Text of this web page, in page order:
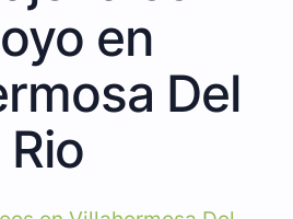
en
Del
Rio